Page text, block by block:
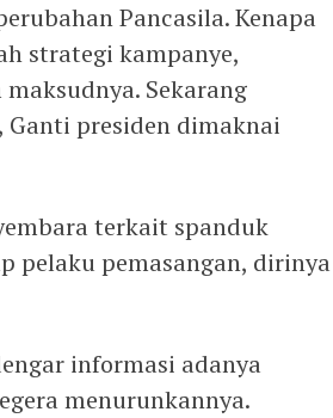
Pancasila. Kenapa
strategi kampanye,
Sekarang
presiden dimaknai
terkait spanduk
pelaku pemasangan, dirinya
informasi adanya
menurunkannya.